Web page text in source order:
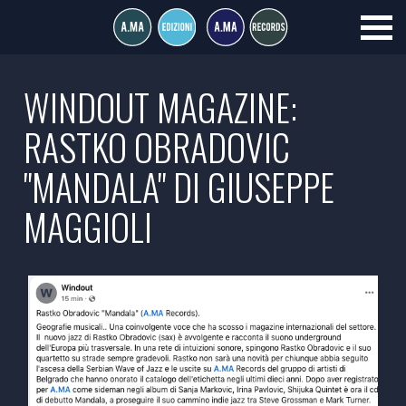
WINDOUT MAGAZINE:
RASTKO OBRADOVIC
"MANDALA" DI GIUSEPPE
MAGGIOLI